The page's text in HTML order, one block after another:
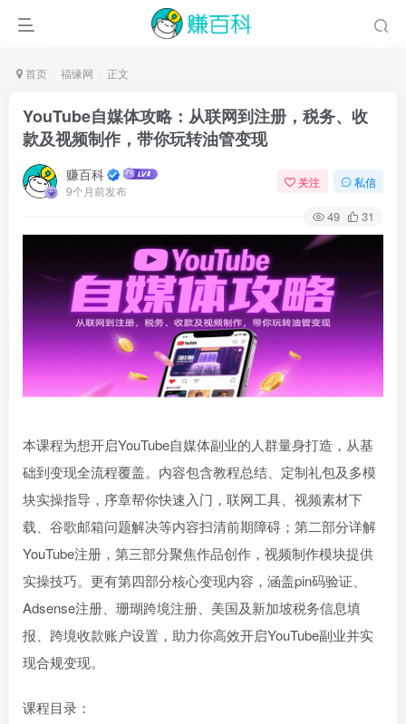
首页 福缘网 正文
YouTube自媒体攻略：从联网到注册，税务、收
款及视频制作，带你玩转油管变现
赚百科
9个月前发布
关注 私信
49 31
本课程为想开启YouTube自媒体副业的人群量身打造，从基
础到变现全流程覆盖。内容包含教程总结、定制礼包及多模
块实操指导，序章帮你快速入门，联网工具、视频素材下
载、谷歌邮箱问题解决等内容扫清前期障碍；第二部分详解
YouTube注册，第三部分聚焦作品创作，视频制作模块提供
实操技巧。更有第四部分核心变现内容，涵盖pin码验证、
Adsense注册、珊瑚跨境注册、美国及新加坡税务信息填
报、跨境收款账户设置，助力你高效开启YouTube副业并实
现合规变现。
课程目录：